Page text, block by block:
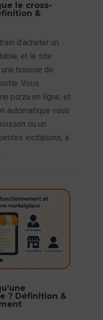
le cross-
&
d’acheter un
et le site
housse de
Vous
pizza en ligne, et
automatique vous
ou un
incitations, à
? Définition &